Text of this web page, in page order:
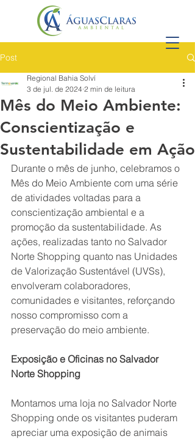
Post
Mês do Meio Ambiente:
Conscientização e
Sustentabilidade em Ação
Regional Bahia Solví
3 de jul. de 2024 2 min de leitura
Durante o mês de junho, celebramos o
Mês do Meio Ambiente com uma série
de atividades voltadas para a
conscientização ambiental e a
promoção da sustentabilidade. As
ações, realizadas tanto no Salvador
Norte Shopping quanto nas Unidades
de Valorização Sustentável (UVSs),
envolveram colaboradores,
comunidades e visitantes, reforçando
nosso compromisso com a
preservação do meio ambiente.
Exposição e Oficinas no Salvador
Norte Shopping
Montamos uma loja no Salvador Norte
Shopping onde os visitantes puderam
apreciar uma exposição de animais